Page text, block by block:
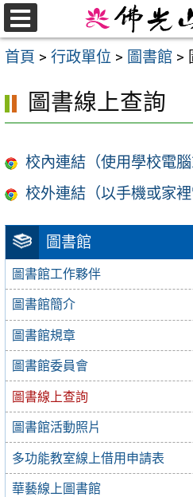
跳
至
主
區
首頁 > 行政單位 > 圖書館 >
圖書館
圖書館工作夥伴
圖書館簡介
圖書館規章
圖書館委員會
圖書線上查詢
圖書館活動照片
多功能教室線上借用申請表
華藝線上圖書館
圖書線上查詢
校內連結（使用學校電腦
校外連結（以手機或家裡
選
單